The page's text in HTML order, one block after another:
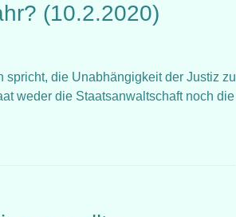
(10.2.2020)
spricht, die Unabhängigkeit der Justiz zu
weder die Staatsanwaltschaft noch die